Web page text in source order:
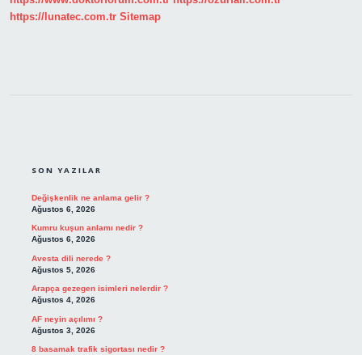
https://lunatec.com.tr Sitemap
SON YAZILAR
Değişkenlik ne anlama gelir ?
Ağustos 6, 2026
Kumru kuşun anlamı nedir ?
Ağustos 6, 2026
Avesta dili nerede ?
Ağustos 5, 2026
Arapça gezegen isimleri nelerdir ?
Ağustos 4, 2026
AF neyin açılımı ?
Ağustos 3, 2026
8 basamak trafik sigortası nedir ?